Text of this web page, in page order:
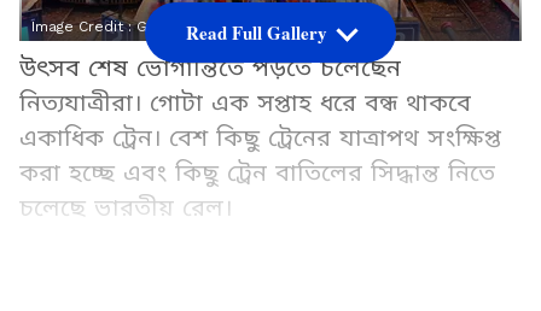
Image Credit :Getty
উৎসব শেষ ভোগান্তিতে পড়তে চলেছেন
নিত্যযাত্রীরা। গোটা এক সপ্তাহ ধরে বন্ধ থাকবে
একাধিক ট্রেন। বেশ কিছু ট্রেনের যাত্রাপথ সংক্ষিপ্ত
করা হচ্ছে এবং কিছু ট্রেন বাতিলের সিদ্ধান্ত নিতে
চলেছে ভারতীয় রেল।
Read Full Gallery